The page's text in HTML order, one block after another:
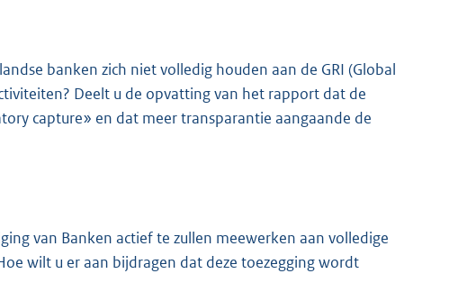
banken zich niet volledig houden aan de GRI (Global
Deelt u de opvatting van het rapport dat de
capture» en dat meer transparantie aangaande de
van Banken actief te zullen meewerken aan volledige
wilt u er aan bijdragen dat deze toezegging wordt